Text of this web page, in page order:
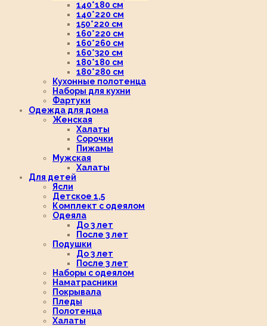
140*180 см
140*220 см
150*220 см
160*220 см
160*260 см
160*320 см
180*180 см
180*280 см
Кухонные полотенца
Наборы для кухни
Фартуки
Одежда для дома
Женская
Халаты
Сорочки
Пижамы
Мужская
Халаты
Для детей
Ясли
Детское 1,5
Комплект с одеялом
Одеяла
До 3 лет
После 3 лет
Подушки
До 3 лет
После 3 лет
Наборы с одеялом
Наматрасники
Покрывала
Пледы
Полотенца
Халаты